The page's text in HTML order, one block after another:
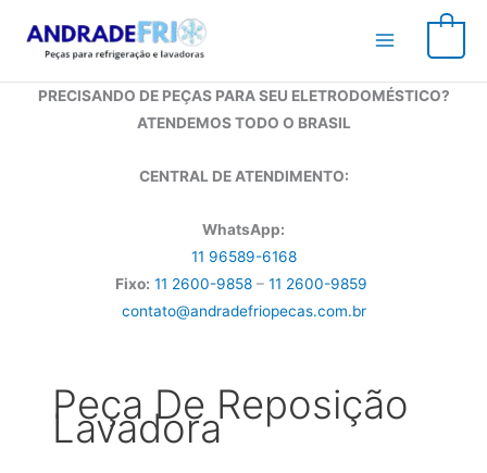
para
conteúdo
PRECISANDO DE PEÇAS PARA SEU ELETRODOMÉSTICO?
ATENDEMOS TODO O BRASIL
CENTRAL DE ATENDIMENTO:
WhatsApp:
11 96589-6168
Fixo: 11 2600-9858 – 11 2600-9859
contato@andradefriopecas.com.br
Peça De Reposição
Lavadora